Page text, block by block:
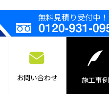
無料見積り受付中！
お問い合わせ 施工事例